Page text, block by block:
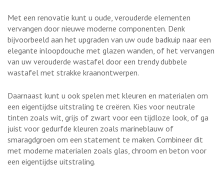
Met een renovatie kunt u oude, verouderde elementen
vervangen door nieuwe moderne componenten. Denk
bijvoorbeeld aan het upgraden van uw oude badkuip naar een
elegante inloopdouche met glazen wanden, of het vervangen
van uw verouderde wastafel door een trendy dubbele
wastafel met strakke kraanontwerpen.
Daarnaast kunt u ook spelen met kleuren en materialen om
een eigentijdse uitstraling te creëren. Kies voor neutrale
tinten zoals wit, grijs of zwart voor een tijdloze look, of ga
juist voor gedurfde kleuren zoals marineblauw of
smaragdgroen om een statement te maken. Combineer dit
met moderne materialen zoals glas, chroom en beton voor
een eigentijdse uitstraling.